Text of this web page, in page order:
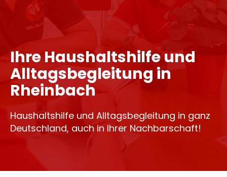
Ihre Haushaltshilfe und
Alltagsbegleitung in
Rheinbach
Haushaltshilfe und Alltagsbegleitung in ganz
Deutschland, auch in Ihrer Nachbarschaft!